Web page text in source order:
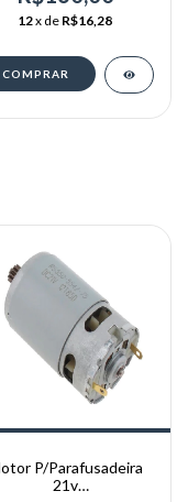
12x de R$16,28
P/Parafusadeira
21v